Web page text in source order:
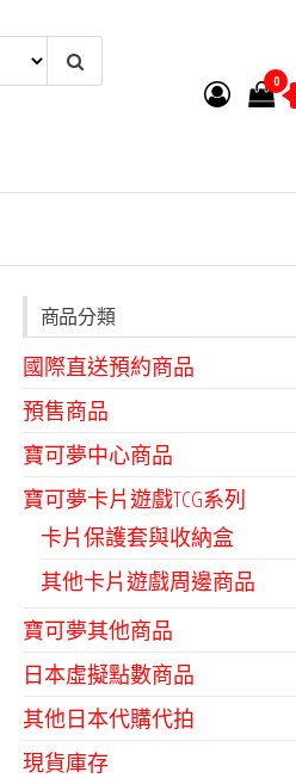
0
商品分類
國際直送預約商品
預售商品
寶可夢中心商品
寶可夢卡片遊戲TCG系列
卡片保護套與收納盒
其他卡片遊戲周邊商品
寶可夢其他商品
日本虛擬點數商品
其他日本代購代拍
現貨庫存